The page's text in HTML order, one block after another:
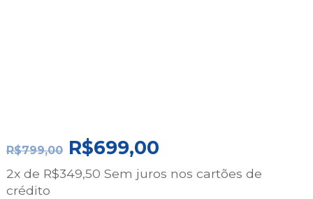
R$799,00 O
PREÇO
ORIGINAL
R$699,00O
PREÇO
ATUAL
2x de R$349,50 Sem juros nos cartões de
crédito